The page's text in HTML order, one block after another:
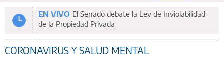
EN VIVO El Senado debate la Ley de Inviolabilidad
de la Propiedad Privada
CORONAVIRUS Y SALUD MENTAL